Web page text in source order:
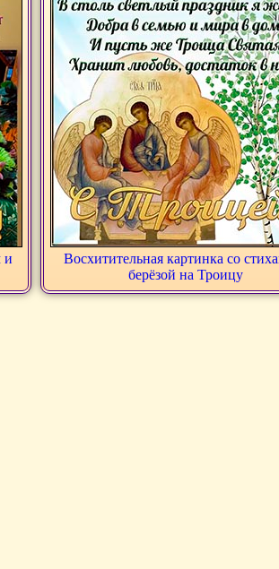
и
Восхитительная картинка со
берёзой на Троицу